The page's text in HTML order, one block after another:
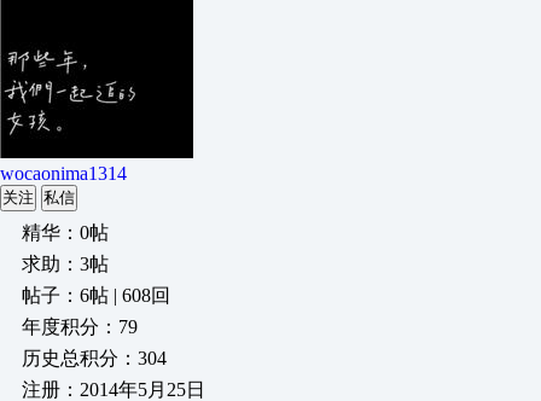
wocaonima1314
关注 私信
精华：0帖
求助：3帖
帖子：6帖 | 608回
年度积分：79
历史总积分：304
注册：2014年5月25日